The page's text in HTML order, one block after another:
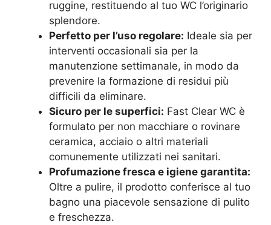
ruggine, restituendo al tuo WC l’originario
splendore.
Perfetto per l’uso regolare: Ideale sia per
interventi occasionali sia per la
manutenzione settimanale, in modo da
prevenire la formazione di residui più
difficili da eliminare.
Sicuro per le superfici: Fast Clear WC è
formulato per non macchiare o rovinare
ceramica, acciaio o altri materiali
comunemente utilizzati nei sanitari.
Profumazione fresca e igiene garantita:
Oltre a pulire, il prodotto conferisce al tuo
bagno una piacevole sensazione di pulito
e freschezza.